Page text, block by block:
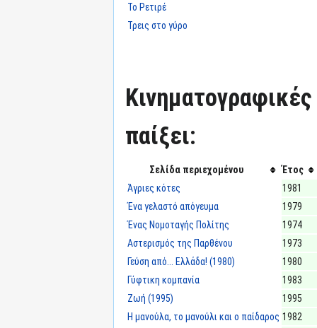
Το Ρετιρέ
Τρεις στο γύρο
Κινηματογραφικές
παίξει:
Σελίδα περιεχομένου
Έτος
Άγριες κότες
1981
Ένα γελαστό απόγευμα
1979
Ένας Νομοταγής Πολίτης
1974
Αστερισμός της Παρθένου
1973
Γεύση από... Ελλάδα! (1980)
1980
Γύφτικη κομπανία
1983
Ζωή (1995)
1995
Η μανούλα, το μανούλι και ο παίδαρος 1982